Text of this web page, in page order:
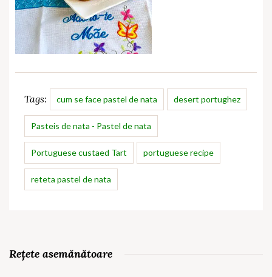
Tags: cum se face pastel de nata desert portughez
Pasteis de nata - Pastel de nata
Portuguese custaed Tart portuguese recipe
reteta pastel de nata
Rețete asemănătoare